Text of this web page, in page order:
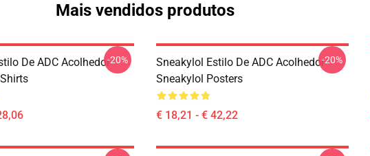
Mais vendidos produtos
De ADC Acolhedor-20%
Sneakylol Estilo De ADC Acolhedor
Sneakylol Posters
€ 18,21 - € 42,22
-20%